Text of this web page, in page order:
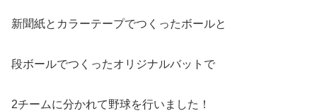
新聞紙とカラーテープでつくったボールと
段ボールでつくったオリジナルバットで
2チームに分かれて野球を行いました！